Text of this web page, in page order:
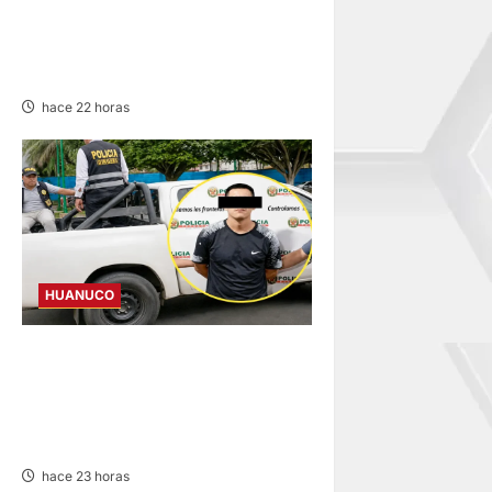
hace 22 horas
HUANUCO
hace 23 horas